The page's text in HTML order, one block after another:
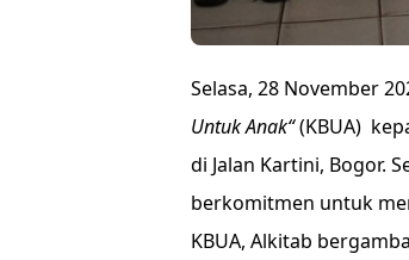
Selasa, 28 November
Untuk Anak“(KBUA)
di Jalan Kartini, Bogor.
berkomitmen untuk
KBUA, Alkitab